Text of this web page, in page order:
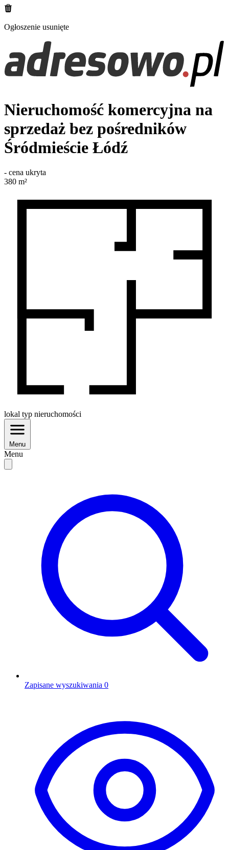
Ogłoszenie usunięte
Nieruchomość komercyjna na
sprzedaż bez pośredników
Śródmieście Łódź
- cena ukryta
380 m²
lokal typ nieruchomości
Menu
Menu
Zapisane wyszukiwania 0